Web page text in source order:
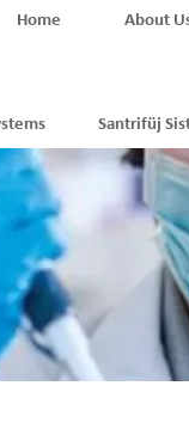
Santrifüj
Home About